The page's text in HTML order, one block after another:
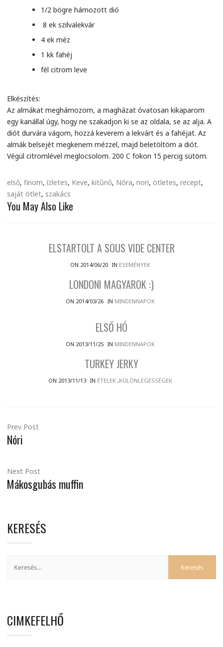
1/2 bögre hámozott dió
8 ek szilvalekvár
4 ek méz
1 kk fahéj
fél citrom leve
Elkészítés:
Az almákat meghámozom, a magházat óvatosan kikaparom
egy kanállal úgy, hogy ne szakadjon ki se az oldala, se az alja. A
diót durvára vágom, hozzá keverem a lekvárt és a fahéjat. Az
almák belsejét megkenem mézzel, majd beletöltöm a diót.
Végül citromlével meglocsolom. 200 C fokon 15 percig sütöm.
első, finom, ízletes, Keve, kitűnő, Nóra, nori, ötletes, recept,
saját ötlet, szakács
You May Also Like
ELSTARTOLT A SOUS VIDE CENTER
ON 2014/06/20 IN ESEMÉNYEK
LONDONI MAGYAROK :)
ON 2014/03/26 IN MINDENNAPOK
ELSŐ HÓ
ON 2013/11/25 IN MINDENNAPOK
TURKEY JERKY
ON 2013/11/13 IN ÉTELEK ,KÜLÖNLEGESSÉGEK
Prev Post
Nóri
Next Post
Mákosgubás muffin
KERESÉS
CIMKEFELHŐ